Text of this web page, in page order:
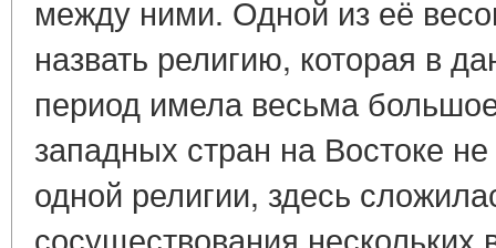
между ними. Одной из её
назвать религию, которая в
период имела весьма
западных стран на Востоке
одной религии, здесь
сосуществования нескольких